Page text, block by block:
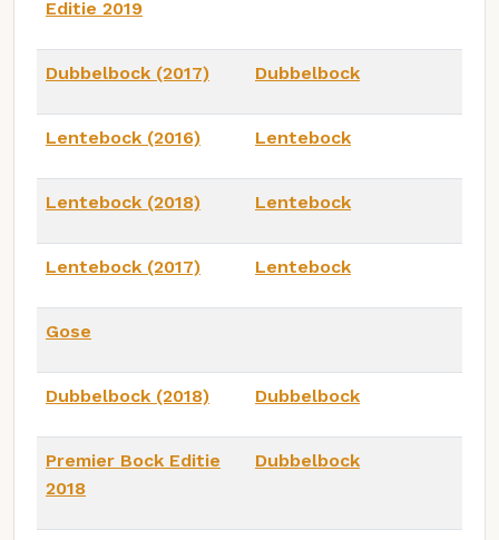
Editie 2019
Dubbelbock (2017) Dubbelbock
Lentebock (2016) Lentebock
Lentebock (2018) Lentebock
Lentebock (2017) Lentebock
Gose
Dubbelbock (2018) Dubbelbock
Premier Bock Editie
2018
Dubbelbock